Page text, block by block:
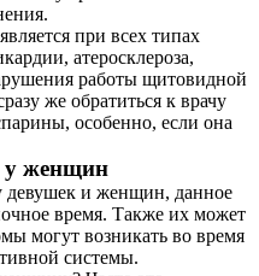
при всех типах
атеросклероза,
работы щитовидной
же обратиться к врачу
особенно, если она
у женщин
девушек и женщин, данное
время. Также их может
могут возникать во время
системы.